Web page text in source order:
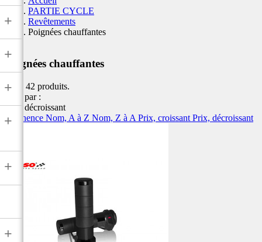
+
+
+
+
+
+
PARTIE CYCLE
Revêtements
Poignées chauffantes
Poignées chauffantes
Il y a 42 produits.
Trier par :
Prix, décroissant
Pertinence Nom, A à Z Nom, Z à A Prix, croissant Prix, décroissant